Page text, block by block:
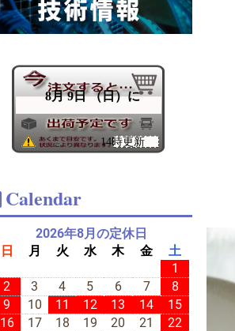
Calendar
2026年8月の定休日
日
月 火 水 木 金
土
1
2
3 4 5 6 7
8
9
10 11 12 13 14
15
16
17 18 19 20 21
22